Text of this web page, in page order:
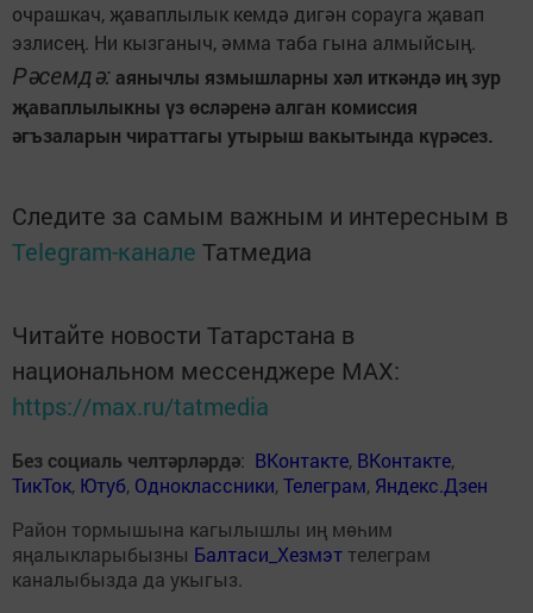
очрашкач, җаваплылык кемдә дигән сорауга җавап
эзлисең. Ни кызганыч, әмма таба гына алмыйсың.
Рәсемдә:аянычлы язмышларны хәл иткәндә иң зур
җаваплылыкны үз өсләренә алган комиссия
әгъзаларын чираттагы утырыш вакытында күрәсез.
Следите за самым важным и интересным в
Telegram-канале Татмедиа
Читайте новости Татарстана в
национальном мессенджере MАХ:
https://max.ru/tatmedia
Без социаль челтәрләрдә: ВКонтакте, ВКонтакте,
ТикТок, Ютуб, Одноклассники,Телеграм, Яндекс.Дзен
Район тормышына кагылышлы иң мөһим
яңалыкларыбызны Балтаси_Хезмэт телеграм
каналыбызда да укыгыз.